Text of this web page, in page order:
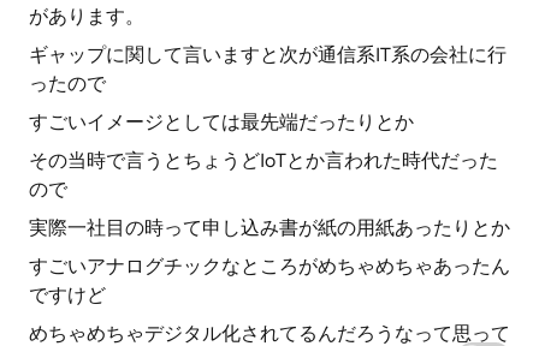
があります。
ギャップに関して言いますと次が通信系IT系の会社に行
ったので
すごいイメージとしては最先端だったりとか
その当時で言うとちょうどIoTとか言われた時代だった
ので
実際一社目の時って申し込み書が紙の用紙あったりとか
すごいアナログチックなところがめちゃめちゃあったん
ですけど
めちゃめちゃデジタル化されてるんだろうなって思って